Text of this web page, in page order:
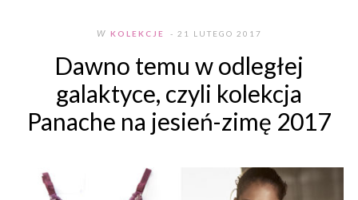
W KOLEKCJE - 21 LUTEGO 2017
Dawno temu w odległej
galaktyce, czyli kolekcja
Panache na jesień-zimę 2017